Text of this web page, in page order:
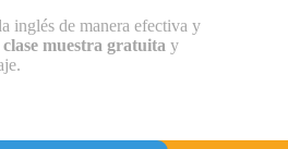
inglés de manera efectiva y
clase muestra gratuita y